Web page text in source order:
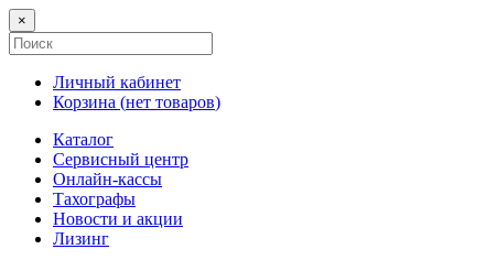
×
Личный кабинет
Корзина (нет товаров)
Каталог
Сервисный центр
Онлайн-кассы
Тахографы
Новости и акции
Лизинг